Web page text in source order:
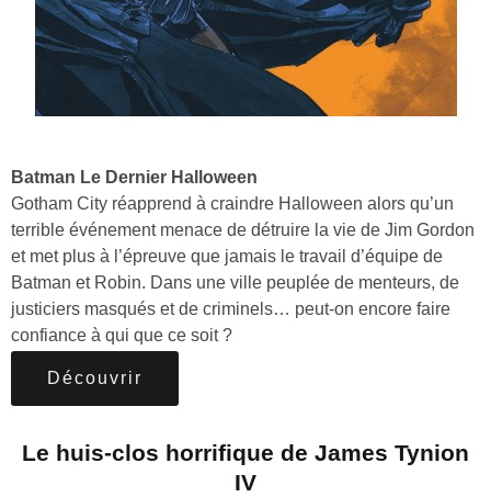
Batman Le Dernier Halloween
Gotham City réapprend à craindre Halloween alors qu’un
terrible événement menace de détruire la vie de Jim Gordon
et met plus à l’épreuve que jamais le travail d’équipe de
Batman et Robin. Dans une ville peuplée de menteurs, de
justiciers masqués et de criminels… peut-on encore faire
confiance à qui que ce soit ?
Découvrir
Le huis-clos horrifique de James Tynion
IV